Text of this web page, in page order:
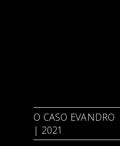
O CASO
| 2021